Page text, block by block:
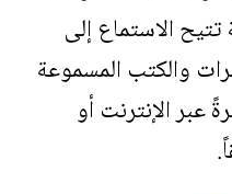
الاستماع إلى
والكتب المسموعة
عبر الإنترنت أو